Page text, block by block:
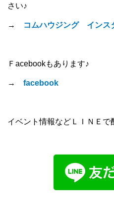
さい♪
→ コムハウジング インス
Ｆacebookもあります♪
→ facebook
イベント情報などＬＩＮＥで